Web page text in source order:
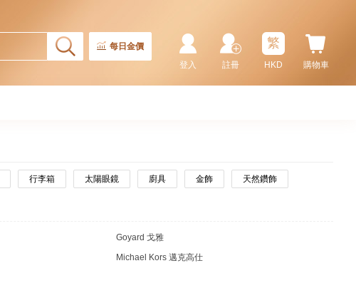
每日金價
購物車
繁
HKD
註冊
登入
行李箱 太陽眼鏡 廚具 金飾 天然鑽飾
Goyard 戈雅
Michael Kors 邁克高仕